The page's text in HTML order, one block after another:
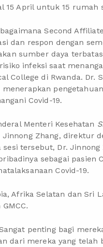
15 April untuk 15 rumah
Second
dan respon dengan
sumber daya
infeksi saat
College di Rwanda. Dr.
Covid-19.
Menteri Kesehatan
Zhang, direktur
tersebut, Dr.
sebagai pasien
Covid-19.
Afrika Selatan dan Sri
penting bagi
dari mereka yang telah